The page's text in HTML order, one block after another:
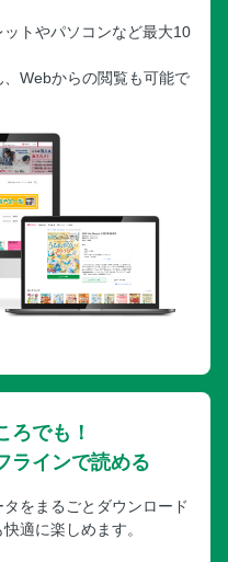
トやパソコンなど最大10
Webからの閲覧も可能で
ろでも！
ラインで読める
をまるごとダウンロード
適に楽しめます。